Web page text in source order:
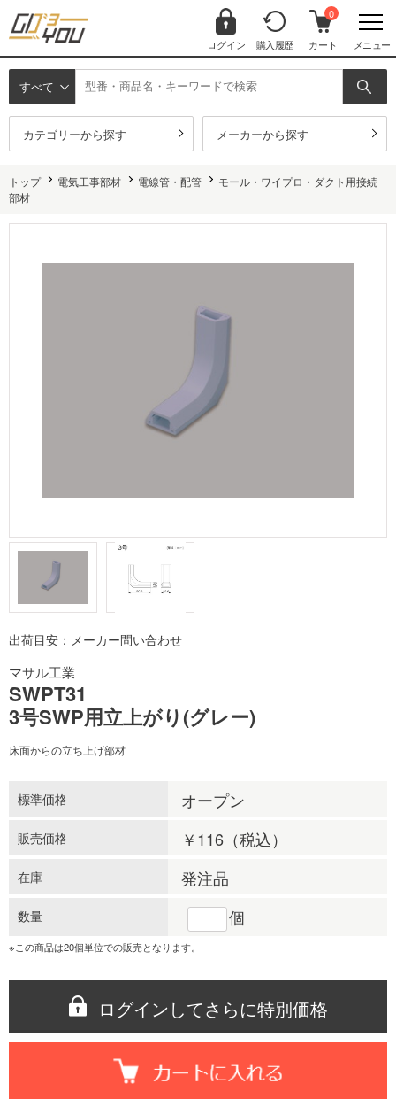
ログイン 購入履歴
0
カート メニュー
すべて
カテゴリーから探す メーカーから探す
トップ 電気工事部材 電線管・配管
モール・ワイプロ・ダクト用接続
部材
出荷目安：メーカー問い合わせ
マサル工業
SWPT31
3号SWP用立上がり(グレー)
床面からの立ち上げ部材
標準価格 オープン
販売価格 ￥116（税込）
在庫 発注品
数量 個
※この商品は20個単位での販売となります。
ログインしてさらに特別価格